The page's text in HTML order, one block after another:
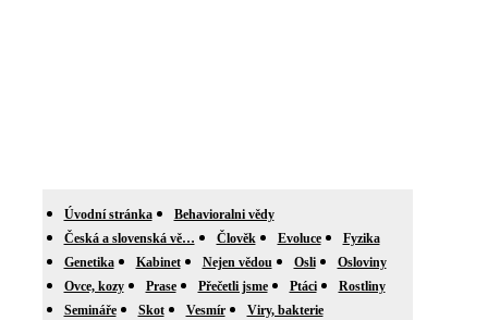
Úvodní stránka
Behavioralni vědy
Česká a slovenská vě…
Člověk Evoluce
Fyzika
Genetika
Kabinet Nejen vědou Osli
Osloviny
Ovce, kozy
Prase Přečetli jsme Ptáci
Rostliny
Semináře
Skot Vesmír
Viry, bakterie